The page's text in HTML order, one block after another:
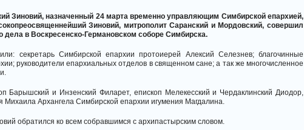
Зиновий, назначенный 24 марта временно управляющим Симбирской епархией,
Зиновий, митрополит Саранский и Мордовский, совершил
дела в Воскресенско-Германовском соборе Симбирска.
секретарь Симбирской епархии протоиерей Алексий Селезнев; благочинные
руководители епархиальных отделов в священном сане; а так же многочисленное
Барышский и Инзенский Филарет, епископ Мелекесский и Чердаклинский Диодор,
Михаила Архангела Симбирской епархии игумения Магдалина.
обратился ко всем собравшимся с архипастырским словом.